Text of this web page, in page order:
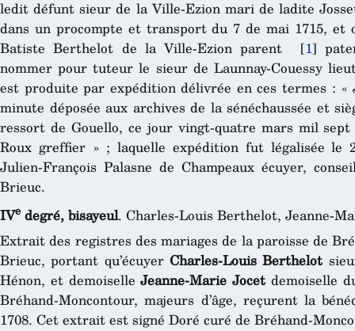
ledit défunt sieur de la Ville-Ezion mari de ladite
dans un procompte et transport du 7 de mai 1715, et
Batiste Berthelot de la Ville-Ezion parent
[1]
nommer pour tuteur le sieur de Launnay-Couessy
est produite par expédition délivrée en ces termes :
minute déposée aux archives de la sénéchaussée et
ressort de Gouello, ce jour vingt-quatre mars mil
Roux greffier » ; laquelle expédition fut légalisée le
Julien-François Palasne de Champeaux écuyer,
Brieuc.
IVe degré, bisayeul. Charles-Louis Berthelot, Jeanne-
Extrait des registres des mariages de la paroisse de
Brieuc, portant qu’écuyer Charles-Louis Berthelot
Hénon, et demoiselleJeanne-Marie Jocet demoiselle
Bréhand-Moncontour, majeurs d’âge, reçurent la
1708. Cet extrait est signé Doré curé de Bréhand-